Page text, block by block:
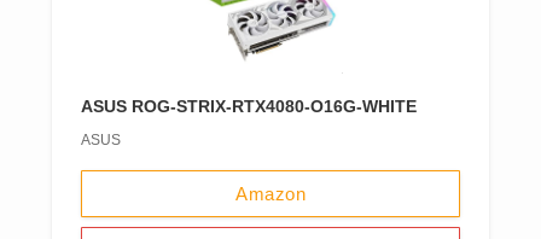
ASUS ROG-STRIX-RTX4080-O16G-WHITE
ASUS
Amazon